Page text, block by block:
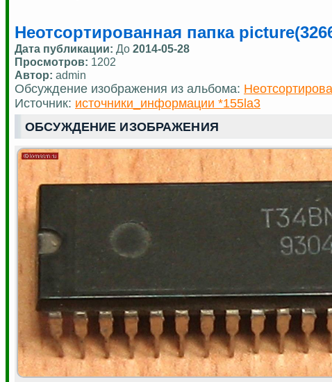
Неотсортированная папка
Дата публикации: До 2014-05-28
Просмотров: 1202
Автор: admin
Обсуждение изображения из альбома:
Источник: источники_информации *155la3
ОБСУЖДЕНИЕ ИЗОБРАЖЕНИЯ